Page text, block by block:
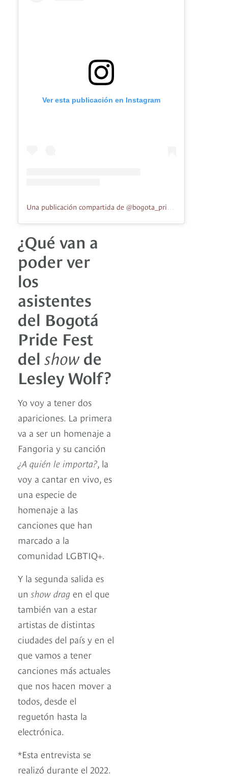
Ver esta publicación en Instagram
¿Qué van a
poder ver
los
asistentes
del Bogotá
Pride Fest
del showde
Lesley Wolf?
Yo voy a tener dos
apariciones. La primera
va a ser un homenaje a
Fangoria y su canción
¿A quién le importa? , la
voy a cantar en vivo, es
una especie de
homenaje a las
canciones que han
marcado a la
comunidad LGBTIQ+.
Y la segunda salida es
un show drag en el que
también van a estar
artistas de distintas
ciudades del país y en el
que vamos a tener
canciones más actuales
que nos hacen mover a
todos, desde el
reguetón hasta la
electrónica.
*Esta entrevista se
realizó durante el 2022.